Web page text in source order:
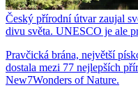
Český přírodní útvar zaujal
divu světa. UNESCO je ale
Pravčická brána, největší
dostala mezi 77 nejlepších
New7Wonders of Nature.